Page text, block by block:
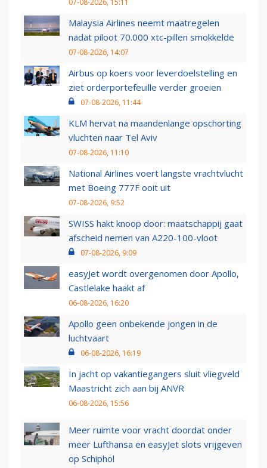
07-08-2026, 15:11
Malaysia Airlines neemt maatregelen
nadat piloot 70.000 xtc-pillen smokkelde
07-08-2026, 14:07
Airbus op koers voor leverdoelstelling en
ziet orderportefeuille verder groeien
07-08-2026, 11:44
KLM hervat na maandenlange opschorting
vluchten naar Tel Aviv
07-08-2026, 11:10
National Airlines voert langste vrachtvlucht
met Boeing 777F ooit uit
07-08-2026, 9:52
SWISS hakt knoop door: maatschappij gaat
afscheid nemen van A220-100-vloot
07-08-2026, 9:09
easyJet wordt overgenomen door Apollo,
Castlelake haakt af
06-08-2026, 16:20
Apollo geen onbekende jongen in de
luchtvaart
06-08-2026, 16:19
In jacht op vakantiegangers sluit vliegveld
Maastricht zich aan bij ANVR
06-08-2026, 15:56
Meer ruimte voor vracht doordat onder
meer Lufthansa en easyJet slots vrijgeven
op Schiphol